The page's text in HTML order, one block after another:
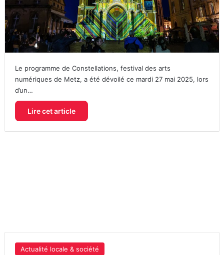
Le programme de Constellations, festival des arts
numériques de Metz, a été dévoilé ce mardi 27 mai 2025, lors
d’un…
Lire cet article
Actualité locale & société